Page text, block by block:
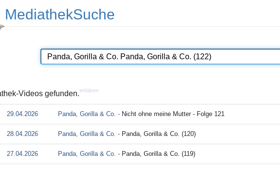
MediathekSuche
Videos gefunden.erklären
29.04.2026 Panda, Gorilla & Co. - Nicht ohne meine Mutter - Folge 121
28.04.2026 Panda, Gorilla & Co. - Panda, Gorilla & Co. (120)
27.04.2026 Panda, Gorilla & Co. - Panda, Gorilla & Co. (119)